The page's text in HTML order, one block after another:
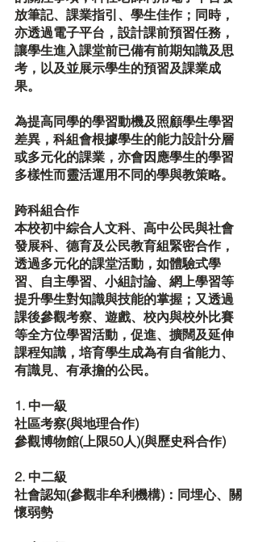
放筆記、課業指引、學生佳作；同時，
亦透過電子平台，設計課前預習任務，
讓學生進入課堂前已備有前期知識及思
考，以及並展示學生的預習及課業成
果。
為提高同學的學習動機及照顧學生學習
差異，科組會根據學生的能力設計分層
或多元化的課業，亦會因應學生的學習
多樣性而靈活運用不同的學與教策略。
跨科組合作
本校初中綜合人文科、高中公民與社會
發展科、德育及公民教育組緊密合作，
透過多元化的課堂活動，如體驗式學
習、自主學習、小組討論、網上學習等
提升學生對知識與技能的掌握；又透過
課後參觀考察、遊戲、校內與校外比賽
等全方位學習活動，促進、擴闊及延伸
課程知識，培育學生成為有自省能力、
有識見、有承擔的公民。
1. 中一級
社區考察(與地理合作)
參觀博物館(上限50人)(與歷史科合作)
2. 中二級
社會認知(參觀非牟利機構)：同埋心、關
懷弱勢